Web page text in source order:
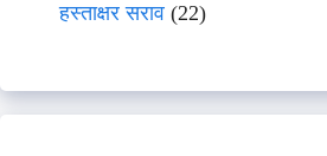
हस्ताक्षर सराव (22)